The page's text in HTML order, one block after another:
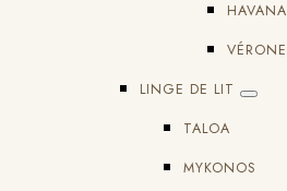
HAVANA
VÉRONE
LINGE DE LIT
TALOA
MYKONOS